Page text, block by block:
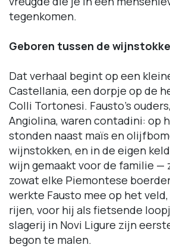
tegenkomen.
Geboren tussen de
Dat verhaal begint op een
Castellania, een dorpje op de
Colli Tortonesi. Fausto's
Angiolina, waren contadini: op
stonden naast maïs en
wijnstokken, en in de eigen
wijn gemaakt voor de familie —
zowat elke Piemontese
werkte Fausto mee op het
rijen, voor hij als fietsende
slagerij in Novi Ligure zijn
begon te malen.